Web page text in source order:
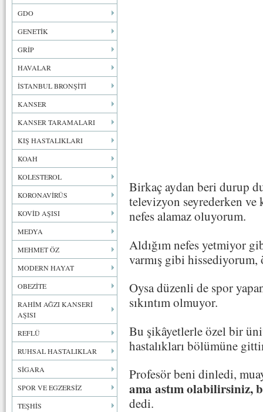
GDO
GENETİK
GRİP
HAVALAR
İSTANBUL BRONŞİTİ
KANSER
KANSER TARAMALARI
KIŞ HASTALIKLARI
KOAH
KOLESTEROL
KORONAVİRÜS
KOVİD AŞISI
MEDYA
MEHMET ÖZ
MODERN HAYAT
OBEZİTE
RAHİM AĞZI KANSERİ
AŞISI
REFLÜ
RUHSAL HASTALIKLAR
SİGARA
SPOR VE EGZERSİZ
TEŞHİS
Birkaç aydan beri durup
televizyon seyrederken
nefes alamaz oluyorum.
Aldığım nefes yetmiyor
varmış gibi
Oysa düzenli de spor
sıkıntım olmuyor.
Bu şikâyetlerle özel bir
hastalıkları bölümüne
Profesör beni dinledi,
ama astım olabilirsiniz,
dedi.